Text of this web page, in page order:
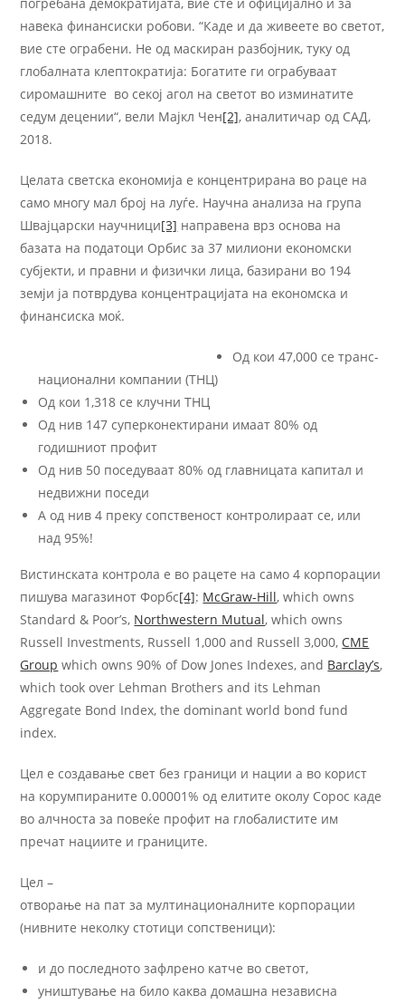
навека финансиски робови. “Каде и да живеете во светот,
вие сте ограбени. Не од маскиран разбојник, туку од
глобалната клептократија: Богатите ги ограбуваат
сиромашните во секој агол на светот во изминатите
седум децении“, вели Мајкл Чен[2], аналитичар од САД,
2018.
Целата светска економија е концентрирана во раце на
само многу мал број на луѓе. Научна анализа на група
Швајцарски научници[3] направена врз основа на
базата на податоци Орбис за 37 милиони економски
субјекти, и правни и физички лица, базирани во 194
земји ја потврдува концентрацијата на економска и
финансиска моќ.
Од кои 47,000 се транс-
национални компании (ТНЦ)
Од кои 1,318 се клучни ТНЦ
Од нив 147 суперконектирани имаат 80% од
годишниот профит
Од нив 50 поседуваат 80% од главницата капитал и
недвижни поседи
А од нив 4 преку сопственост контролираат се, или
над 95%!
Вистинската контрола е во рацете на само 4 корпорации
пишува магазинот Форбс[4]: McGraw-Hill, which owns
Standard & Poor’s, Northwestern Mutual, which owns
Russell Investments, Russell 1,000 and Russell 3,000, CME
Group which owns 90% of Dow Jones Indexes, and Barclay’s,
which took over Lehman Brothers and its Lehman
Aggregate Bond Index, the dominant world bond fund
index.
Цел е создавање свет без граници и нации а во корист
на корумпираните 0.00001% од елитите околу Сорос каде
во алчноста за повеќе профит на глобалистите им
пречат нациите и границите.
Цел –
отворање на пат за мултинационалните корпорации
(нивните неколку стотици сопственици):
и до последното зафлрено катче во светот,
уништување на било каква домашна независна